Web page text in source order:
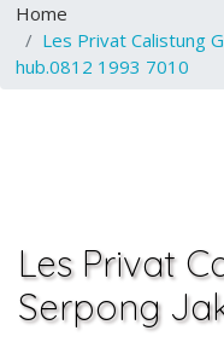
Home
Les Privat Calistung
hub.0812 1993 7010
Les Privat
Serpong